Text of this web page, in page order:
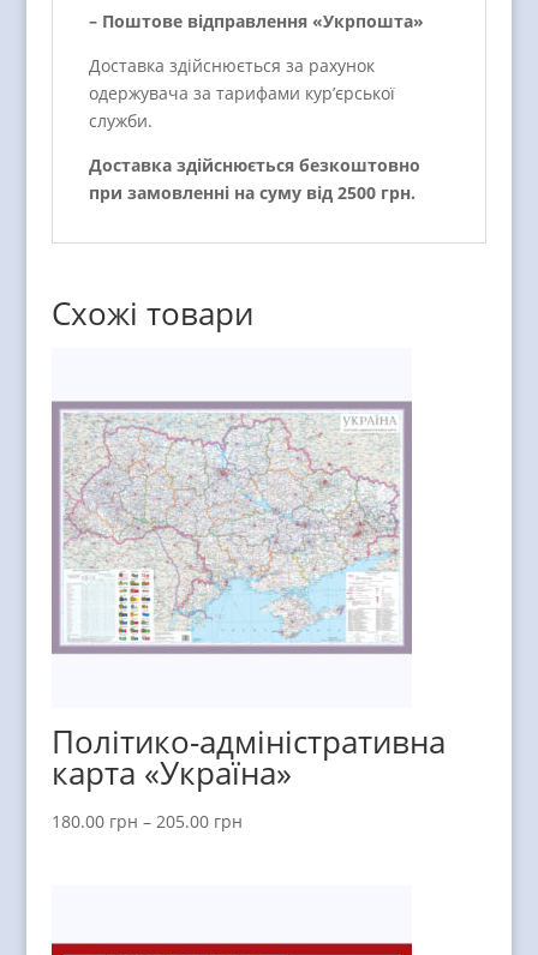
– Поштове відправлення «Укрпошта»
Доставка здійснюється за рахунок
одержувача за тарифами кур’єрської
служби.
Доставка здійснюється безкоштовно
при замовленні на суму від 2500 грн.
Схожі товари
Політико-адміністративна
карта «Україна»
180.00 грн – 205.00 грн